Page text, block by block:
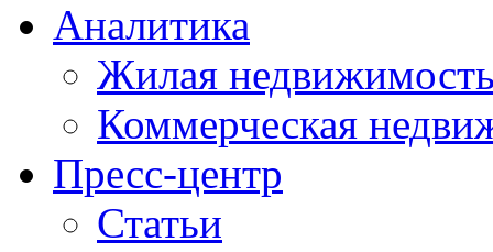
Аналитика
Жилая
Коммерческая
Пресс-центр
Статьи